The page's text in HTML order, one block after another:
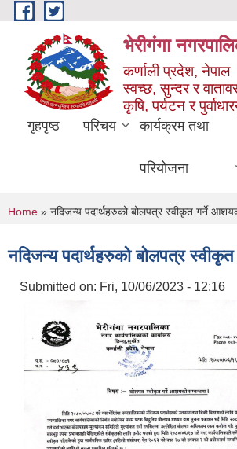
Skip to main content
भेरीगंगा
कर्णाली प्रदेश, नेपाल
स्वच्छ, सुन्दर र
कृषि, पर्यटन र
गृहपृष्ठ परिचय कार्यक्रम तथा
परियोजना
You are here
Home » नदिजन्य पदार्थहरुको बोलपत्र स्वीकृत गर्ने
नदिजन्य पदार्थहरुको बोलपत्र
Submitted on: Fri, 10/06/2023 - 12:16